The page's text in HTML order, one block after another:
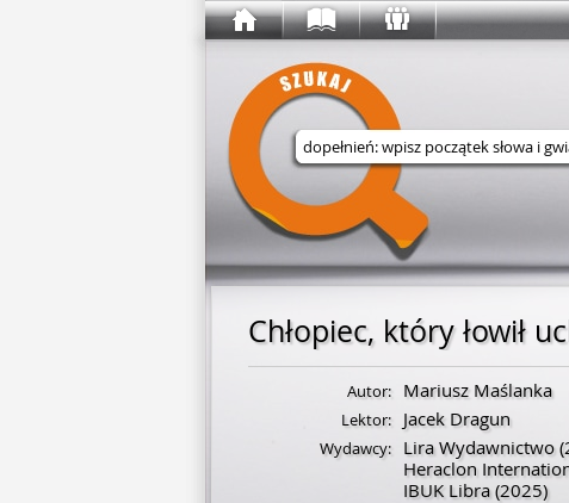
Wyszukaj w serwisie
Chłopiec, który łowił
Autor: Mariusz Maślanka
Lektor: Jacek Dragun
Wydawcy: Lira Wydawnictwo
Heraclon
IBUK Libra(2025)